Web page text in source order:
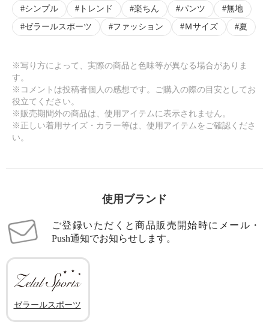
シンプル
トレンド 楽ちん パンツ
無地
ゼラールスポーツ
ファッション Ｍサイズ 夏
※写り方によって、実際の商品と色味等が異なる場合がありま
す。
※コメントは投稿者個人の感想です。ご購入の際の目安としてお
役立てください。
※販売期間外の商品は、使用アイテムに表示されません。
※正しい着用サイズ・カラー等は、使用アイテムをご確認くださ
い。
使用ブランド
ご登録いただくと商品販売開始時にメール・
Push通知でお知らせします。
ゼラールスポーツ